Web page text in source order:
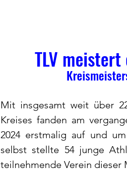
TLV
Mit insgesamt weit über
Kreises fanden am
2024 erstmalig auf und
selbst stellte 54 junge
teilnehmende Verein dieser